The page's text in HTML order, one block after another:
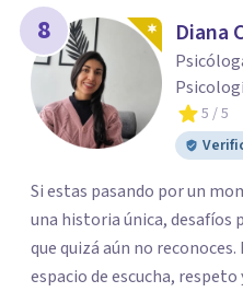
8 Diana
5 / 5
Si estas pasando por un
una historia única,
que quizá aún no
espacio de escucha,